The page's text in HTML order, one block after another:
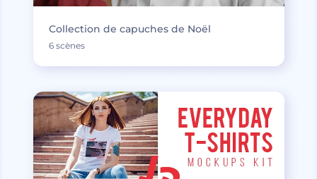
Collection de capuches de Noël
6 scènes